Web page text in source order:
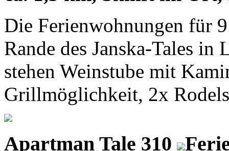
Die Ferienwohnungen für
Rande des Janska-Tales
stehen Weinstube mit
Grillmöglichkeit, 2x
Apartman Tale 310